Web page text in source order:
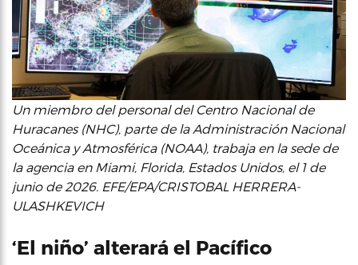
Un miembro del personal del Centro Nacional de
Huracanes (NHC), parte de la Administración Nacional
Oceánica y Atmosférica (NOAA), trabaja en la sede de
la agencia en Miami, Florida, Estados Unidos, el 1 de
junio de 2026. EFE/EPA/CRISTOBAL HERRERA-
ULASHKEVICH
‘El niño’ alterará el Pacífico